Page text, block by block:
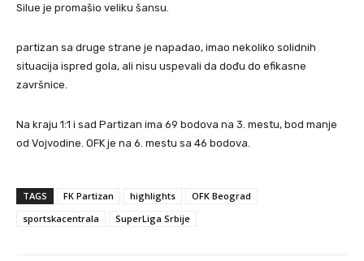
Silue je promašio veliku šansu.
partizan sa druge strane je napadao, imao nekoliko solidnih
situacija ispred gola, ali nisu uspevali da dođu do efikasne
završnice.
Na kraju 1:1 i sad Partizan ima 69 bodova na 3. mestu, bod manje
od Vojvodine. OFK je na 6. mestu sa 46 bodova.
TAGS FK Partizan highlights
OFK Beograd
sportskacentrala
SuperLiga Srbije